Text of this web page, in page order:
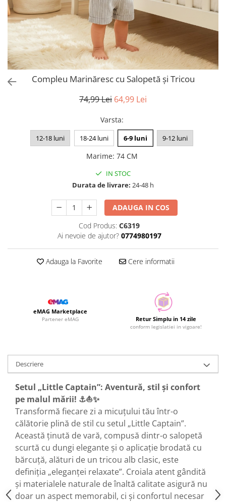
Compleu Marinăresc cu Salopetă și Tricou
74,99 Lei 64,99 Lei
Varsta:
12-18 luni 18-24 luni 6-9 luni 9-12 luni
Marime: 74 CM
IN STOC
Durata de livrare: 24-48 h
ADAUGA IN COS
Cod Produs: C6319
Ai nevoie de ajutor? 0774980197
Adauga la Favorite Cere informatii
eMAG Marketplace
Partener eMAG Retur Simplu in 14 zile
conform legislatiei in vigoare!
Descriere
Setul „Little Captain”: Aventură, stil și confort
pe malul mării! ⚓⛵✨
Transformă fiecare zi a micuțului tău într-o
călătorie plină de stil cu setul „Little Captain”.
Această ținută de vară, compusă dintr-o salopetă
scurtă cu dungi elegante și o aplicație brodată cu
bărcuță, alături de un tricou alb clasic, este
definiția „eleganței relaxate”. Croiala atent gândită
și materialele naturale de înaltă calitate asigură nu
doar un aspect memorabil, ci și confortul necesar